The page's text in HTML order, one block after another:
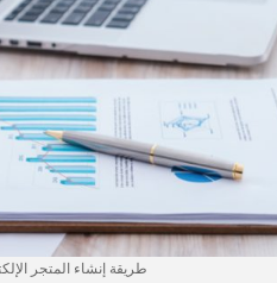
طريقة إنشاء المتجر